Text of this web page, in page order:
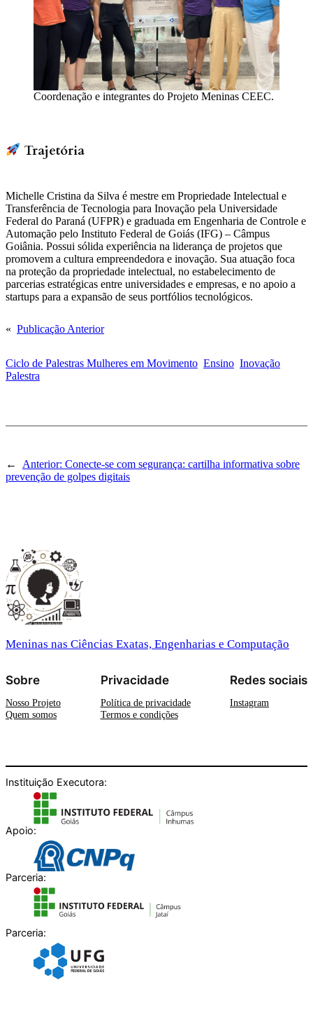
Coordenação e integrantes do Projeto Meninas CEEC.
Trajetória
Michelle Cristina da Silva é mestre em Propriedade Intelectual e
Transferência de Tecnologia para Inovação pela Universidade
Federal do Paraná (UFPR) e graduada em Engenharia de Controle e
Automação pelo Instituto Federal de Goiás (IFG) – Câmpus
Goiânia. Possui sólida experiência na liderança de projetos que
promovem a cultura empreendedora e inovação. Sua atuação foca
na proteção da propriedade intelectual, no estabelecimento de
parcerias estratégicas entre universidades e empresas, e no apoio a
startups para a expansão de seus portfólios tecnológicos.
« Publicação Anterior
Ciclo de Palestras Mulheres em Movimento Ensino Inovação
Palestra
← Anterior: Conecte-se com segurança: cartilha informativa sobre
prevenção de golpes digitais
Meninas nas Ciências Exatas, Engenharias e Computação
Sobre
Nosso Projeto
Quem somos
Privacidade
Política de privacidade
Termos e condições
Redes sociais
Instagram
Instituição Executora:
Apoio:
Parceria:
Parceria: